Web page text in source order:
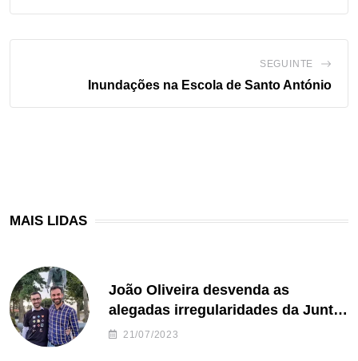
SEGUINTE
Inundações na Escola de Santo António
MAIS LIDAS
João Oliveira desvenda as
alegadas irregularidades da Junta
de Freguesia S. João de Ver
21/07/2023